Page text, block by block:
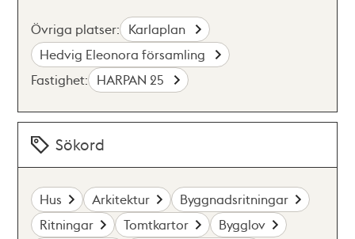
Övriga platser: Karlaplan
Hedvig Eleonora församling
Fastighet: HARPAN 25
Sökord
Hus Arkitektur
Byggnadsritningar
Ritningar
Tomtkartor
Bygglov